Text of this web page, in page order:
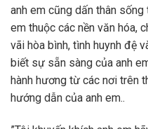
anh em cũng dấn thân
em thuộc các nền văn hóa,
vãi hòa bình, tình huynh đệ
biết sự sẵn sàng của anh
hành hương từ các nơi trên
hướng dẫn của anh em..